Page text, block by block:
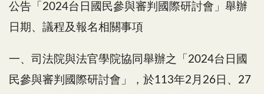
公告「2024台日國民參與審判國際研討會」舉辦
日期、議程及報名相關事項
一、司法院與法官學院協同舉辦之「2024台日國
民參與審判國際研討會」，於113年2月26日、27